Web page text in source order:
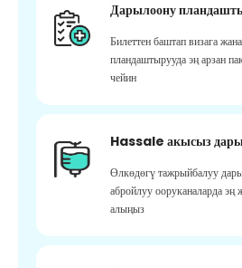
Дарылоону
Билеттен баштап визага
пландаштырууда эң арзан
чейин
Hassale акысыз
Өлкөдөгү тажрыйбалуу
абройлуу ооруканаларда
алыңыз